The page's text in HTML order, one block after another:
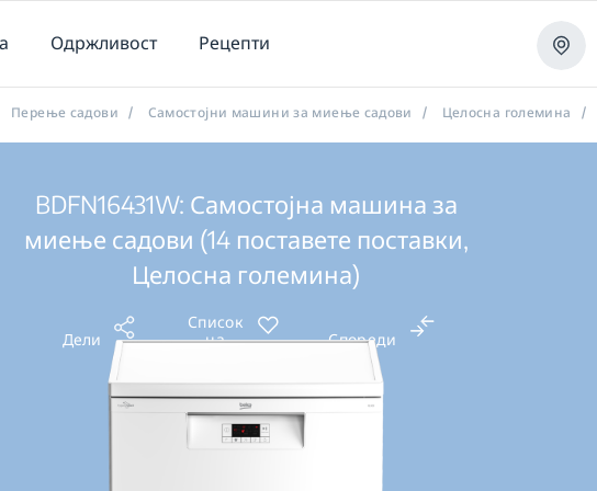
Одржливост Рецепти
Перење садови / Самостојни машини за миење садови / Целосна големина /
BDFN16431W: Самостојна машина за
миење садови (14 поставете поставки,
Целосна големина)
Дели
Список
на
Спореди